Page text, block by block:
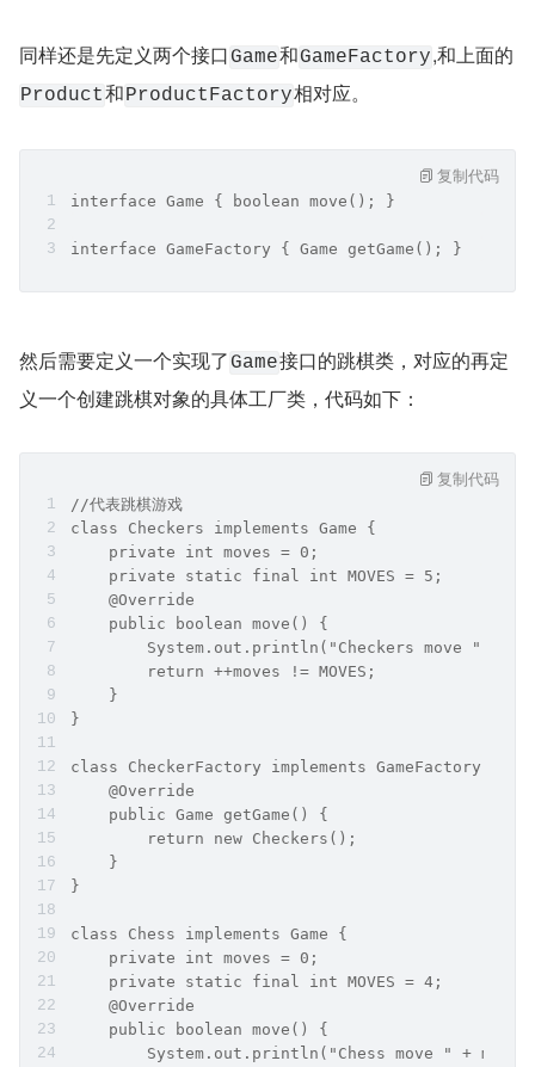
同样还是先定义两个接口 Game和GameFactory,和上面的
Product和ProductFactory相对应。
interface Game { boolean move(); }
interface GameFactory { Game getGame(); }
复制代码
然后需要定义一个实现了 Game接口的跳棋类，对应的再定
义一个创建跳棋对象的具体工厂类，代码如下：
//代表跳棋游戏
class Checkers implements Game {
    private int moves = 0;
    private static final int MOVES = 5;
    @Override
    public boolean move() {
System.out.println("Checkers move " +
        return ++moves != MOVES;
    }
}
class CheckerFactory implements GameFactory {
    @Override
    public Game getGame() {
        return new Checkers();
    }
}
class Chess implements Game {
    private int moves = 0;
    private static final int MOVES = 4;
    @Override
    public boolean move() {
System.out.println("Chess move " +
复制代码